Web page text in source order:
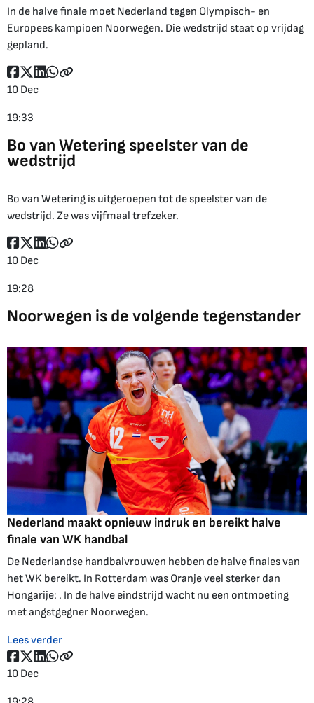
In de halve finale moet Nederland tegen Olympisch- en
Europees kampioen Noorwegen. Die wedstrijd staat op vrijdag
gepland.
10 Dec
19:33
Bo van Wetering speelster van de
wedstrijd
Bo van Wetering is uitgeroepen tot de speelster van de
wedstrijd. Ze was vijfmaal trefzeker.
10 Dec
19:28
Noorwegen is de volgende tegenstander
Nederland maakt opnieuw indruk en bereikt halve
finale van WK handbal
De Nederlandse handbalvrouwen hebben de halve finales van
het WK bereikt. In Rotterdam was Oranje veel sterker dan
Hongarije: . In de halve eindstrijd wacht nu een ontmoeting
met angstgegner Noorwegen.
Lees verder
10 Dec